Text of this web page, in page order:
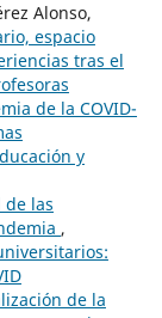
Alonso,
espacio
tras el
de la COVID-
y
de las
,
de la